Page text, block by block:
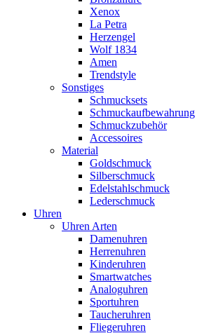
Xenox
La Petra
Herzengel
Wolf 1834
Amen
Trendstyle
Sonstiges
Schmucksets
Schmuckaufbewahrung
Schmuckzubehör
Accessoires
Material
Goldschmuck
Silberschmuck
Edelstahlschmuck
Lederschmuck
Uhren
Uhren Arten
Damenuhren
Herrenuhren
Kinderuhren
Smartwatches
Analoguhren
Sportuhren
Taucheruhren
Fliegeruhren